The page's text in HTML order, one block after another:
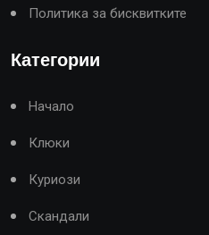
Политика за бисквитките
Категории
Начало
Клюки
Куриози
Скандали